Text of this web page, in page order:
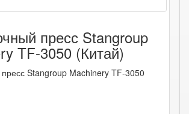
пресс Stangroup
TF-3050 (Китай)
Stangroup Machinery TF-3050